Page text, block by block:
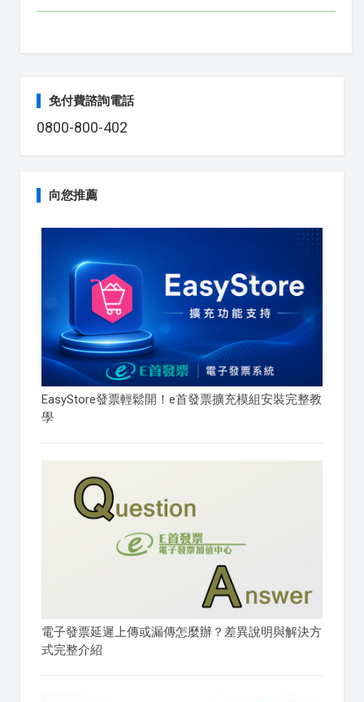
免付費諮詢電話
0800-800-402
向您推薦
EasyStore發票輕鬆開！e首發票擴充模組安裝完整教
學
電子發票延遲上傳或漏傳怎麼辦？差異說明與解決方
式完整介紹